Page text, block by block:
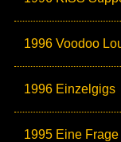
1996 Voodoo
1996 Einzelgigs
1995 Eine